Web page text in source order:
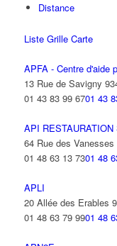
Distance
Liste Grille Carte
APFA - Centre d'aide
13 Rue de Savigny
01 43 83 99 6701 43
API RESTAURATION
64 Rue des
01 48 63 13 7301 48
APLI
20 Allée des Erables
01 48 63 79 9901 48